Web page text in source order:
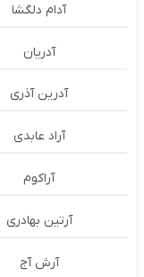
آدام دلگشا
آدریان
آدرین آذری
آراد عابدی
آراکوم
آرتین بهادری
آرش آج